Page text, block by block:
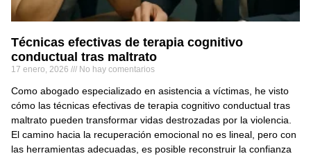
Técnicas efectivas de terapia cognitivo
conductual tras maltrato
17 enero, 2026 No hay comentarios
Como abogado especializado en asistencia a víctimas, he visto
cómo las técnicas efectivas de terapia cognitivo conductual tras
maltrato pueden transformar vidas destrozadas por la violencia.
El camino hacia la recuperación emocional no es lineal, pero con
las herramientas adecuadas, es posible reconstruir la confianza